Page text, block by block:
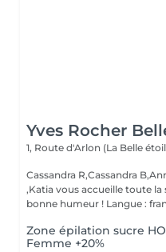
Yves Rocher
1, Route d'Arlon (La Belle
Cassandra R,Cassandra
,Katia vous accueille toute la
bonne humeur !
Zone épilation sucre
Femme +20%